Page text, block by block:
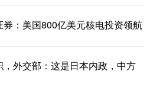
：美国800亿美元核电投资领航
外交部：这是日本内政，中方